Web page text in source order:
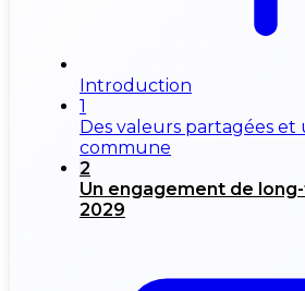
Introduction
1
Des valeurs partagées et
commune
2
Un engagement de
2029